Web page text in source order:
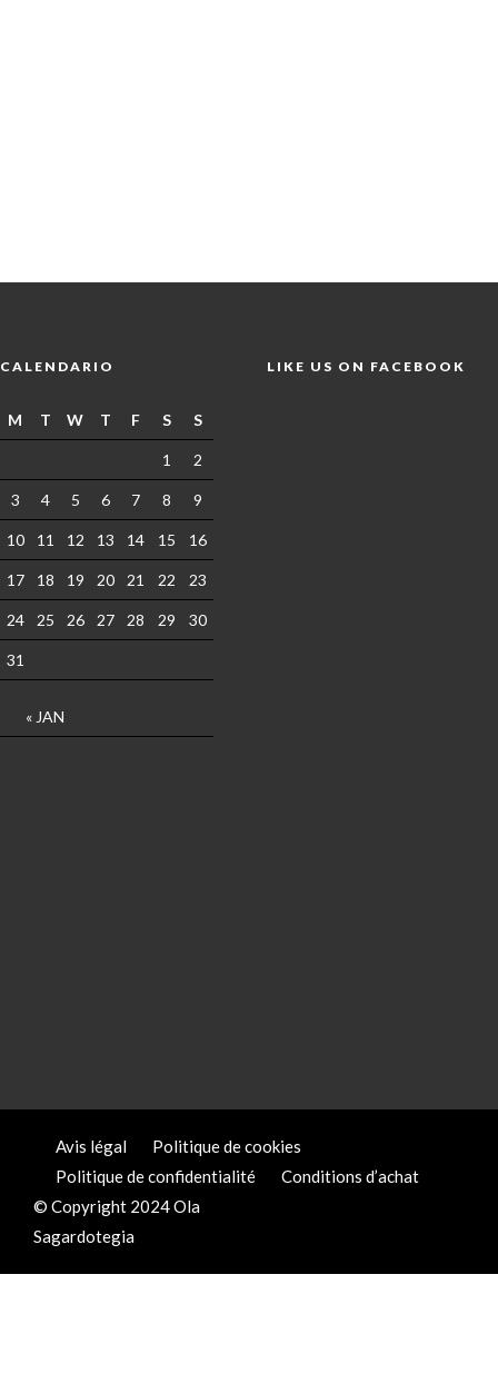
CALENDARIO
M T W T F S S
« JAN
1 2
3 4 5 6 7 8 9
10 11 12 13 14 15 16
17 18 19 20 21 22 23
24 25 26 27 28 29 30
31
LIKE US ON FACEBOOK
Avis légal
Politique de cookies
Politique de confidentialité
Conditions d’achat
© Copyright 2024 Ola
Sagardotegia